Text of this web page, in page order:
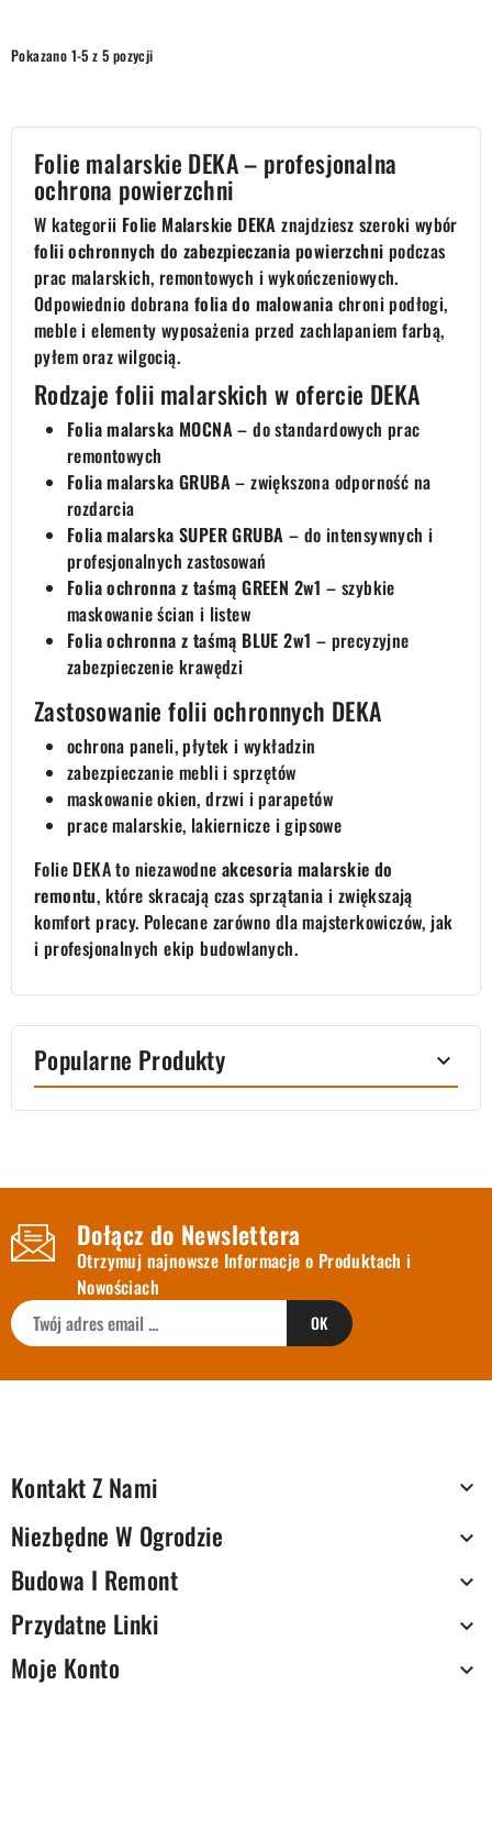
Pokazano 1-5 z 5 pozycji
Folie malarskie DEKA – profesjonalna
ochrona powierzchni
W kategorii Folie Malarskie DEKA znajdziesz szeroki wybór
folii ochronnych do zabezpieczania powierzchni podczas
prac malarskich, remontowych i wykończeniowych.
Odpowiednio dobrana folia do malowania chroni podłogi,
meble i elementy wyposażenia przed zachlapaniem farbą,
pyłem oraz wilgocią.
Rodzaje folii malarskich w ofercie DEKA
Folia malarska MOCNA– do standardowych prac
remontowych
Folia malarska GRUBA– zwiększona odporność na
rozdarcia
Folia malarska SUPER GRUBA – do intensywnych i
profesjonalnych zastosowań
Folia ochronna z taśmą GREEN 2w1 – szybkie
maskowanie ścian i listew
Folia ochronna z taśmą BLUE 2w1 – precyzyjne
zabezpieczenie krawędzi
Zastosowanie folii ochronnych DEKA
ochrona paneli, płytek i wykładzin
zabezpieczanie mebli i sprzętów
maskowanie okien, drzwi i parapetów
prace malarskie, lakiernicze i gipsowe
Folie DEKA to niezawodne akcesoria malarskie do
remontu, które skracają czas sprzątania i zwiększają
komfort pracy. Polecane zarówno dla majsterkowiczów, jak
i profesjonalnych ekip budowlanych.
Popularne Produkty 
Dołącz do Newslettera
Otrzymuj najnowsze Informacje o Produktach i
Nowościach
Kontakt Z Nami 
Niezbędne W Ogrodzie 
Budowa I Remont 
Przydatne Linki 
Moje Konto 